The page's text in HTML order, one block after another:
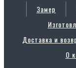
Замер
Доставка и
О